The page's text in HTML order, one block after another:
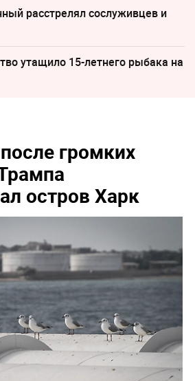
расстрелял сослуживцев и
утащило 15-летнего рыбака на
громких
остров Харк